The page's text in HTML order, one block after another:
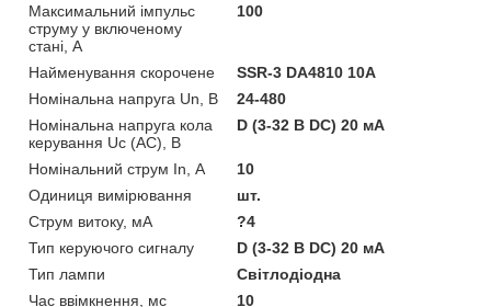
Максимальний імпульс
струму у включеному
стані, А
100
Найменування скорочене
SSR-3 DA4810 10А
Номінальна напруга Un, В
24-480
Номінальна напруга кола
керування Uс (AC), В
D (3-32 В DC) 20 мА
Номінальний струм In, А
10
Одиниця вимірювання
шт.
Струм витоку, мА
?4
Тип керуючого сигналу
D (3-32 В DC) 20 мА
Тип лампи
Світлодіодна
Час ввімкнення, мс
10